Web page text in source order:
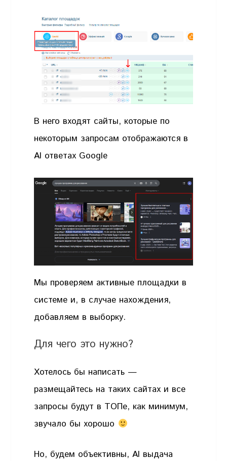
В него входят сайты, которые по
некоторым запросам отображаются в
AI ответах Google
Мы проверяем активные площадки в
системе и, в случае нахождения,
добавляем в выборку.
Для чего это нужно?
Хотелось бы написать —
размещайтесь на таких сайтах и все
запросы будут в ТОПе, как минимум,
звучало бы хорошо
Но, будем объективны, AI выдача